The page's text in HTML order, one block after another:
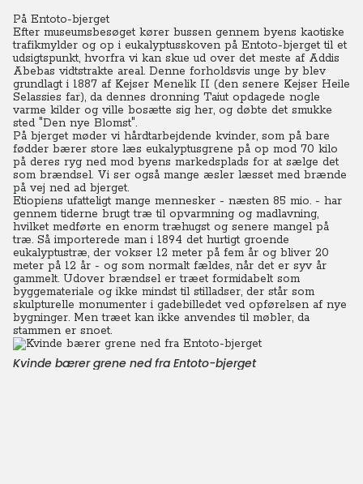
På Entoto-bjerget
Efter museumsbesøget kører bussen gennem byens kaotiske
trafikmylder og op i eukalyptusskoven på Entoto-bjerget til et
udsigtspunkt, hvorfra vi kan skue ud over det meste af Addis
Abebas vidtstrakte areal. Denne forholdsvis unge by blev
grundlagt i 1887 af Kejser Menelik II (den senere Kejser Heile
Selassies far), da dennes dronning Taiut opdagede nogle
varme kilder og ville bosætte sig her, og døbte det smukke
sted "Den nye Blomst".
På bjerget møder vi hårdtarbejdende kvinder, som på bare
fødder bærer store læs eukalyptusgrene på op mod 70 kilo
på deres ryg ned mod byens markedsplads for at sælge det
som brændsel. Vi ser også mange æsler læsset med brænde
på vej ned ad bjerget.
Etiopiens ufatteligt mange mennesker - næsten 85 mio. - har
gennem tiderne brugt træ til opvarmning og madlavning,
hvilket medførte en enorm træhugst og senere mangel på
træ. Så importerede man i 1894 det hurtigt groende
eukalyptustræ, der vokser 12 meter på fem år og bliver 20
meter på 12 år - og som normalt fældes, når det er syv år
gammelt. Udover brændsel er træet formidabelt som
byggemateriale og ikke mindst til stilladser, der står som
skulpturelle monumenter i gadebilledet ved opførelsen af nye
bygninger. Men træet kan ikke anvendes til møbler, da
stammen er snoet.
Kvinde bærer grene ned fra Entoto-bjerget